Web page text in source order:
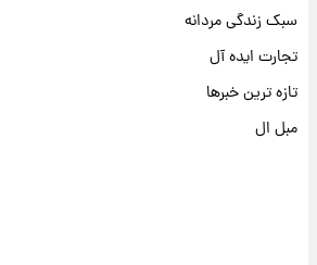
سبک زندگی مردانه
تجارت ایده آل
تازه ترین خبرها
مبل ال